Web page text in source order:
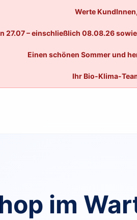
Werte KundInnen,
27.07 – einschließlich 08.08.26
Einen schönen Sommer und
Ihr Bio-Klima-
im